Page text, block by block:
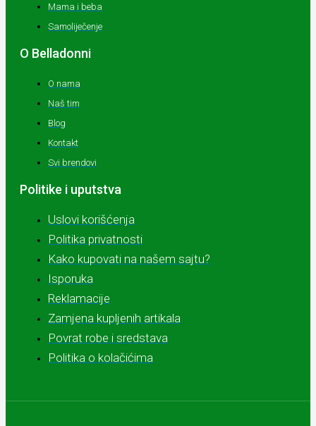
Mama i beba
Samoliječenje
O Belladonni
O nama
Naš tim
Blog
Kontakt
Svi brendovi
Politike i uputstva
Uslovi korišćenja
Politika privatnosti
Kako kupovati na našem sajtu?
Isporuka
Reklamacije
Zamjena kupljenih artikala
Povrat robe i sredstava
Politika o kolačićima